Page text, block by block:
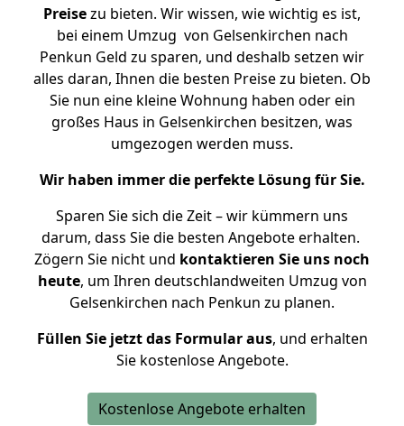
Preisezu bieten. Wir wissen, wie wichtig es ist,
bei einem Umzug von Gelsenkirchen nach
Penkun Geld zu sparen, und deshalb setzen wir
alles daran, Ihnen die besten Preise zu bieten. Ob
Sie nun eine kleine Wohnung haben oder ein
großes Haus in Gelsenkirchen besitzen, was
umgezogen werden muss.
Wir haben immer die perfekte Lösung für Sie.
Sparen Sie sich die Zeit – wir kümmern uns
darum, dass Sie die besten Angebote erhalten.
Zögern Sie nicht und kontaktieren Sie uns noch
heute, um Ihren deutschlandweiten Umzug von
Gelsenkirchen nach Penkun zu planen.
Füllen Sie jetzt das Formular aus, und erhalten
Sie kostenlose Angebote.
Kostenlose Angebote erhalten